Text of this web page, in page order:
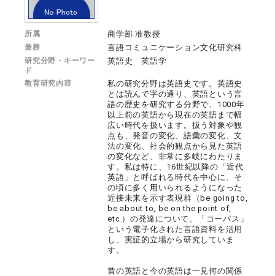
所属 商学部 准教授
兼務 言語コミュニケーション文化研究科
研究分野・キーワー
ド
英語史 英語学
教育研究内容
私の研究分野は英語史です。英語史
とは読んで字の通り、英語という言
語の歴史を研究する分野で、1000年
以上前の英語から現在の英語まで幅
広い時代を扱います。扱う対象や観
点も、発音の変化、語彙の変化、文
法の変化、社会的観点から見た英語
の変化など、非常に多岐にわたりま
す。私は特に、16世紀以降の「近代
英語」と呼ばれる時代を中心に、そ
の頃に多く用いられるようになった
近接未来を示す表現群（be going to,
be about to, be on the point of,
etc.）の発達について、「コーパス」
という電子化された言語資料を活用
し、実証的立場から研究していま
す。
昔の英語と今の英語は一見何の関係